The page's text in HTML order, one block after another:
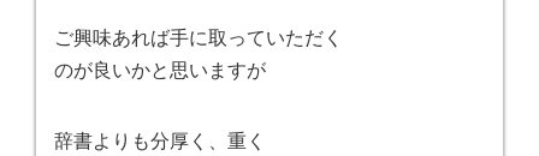
ご興味あれば手に取っていただく
のが良いかと思いますが
辞書よりも分厚く、重く